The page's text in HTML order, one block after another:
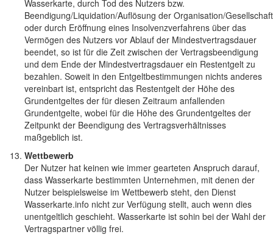
Wasserkarte, durch Tod des Nutzers bzw.
Beendigung/Liquidation/Auflösung der Organisation/Gesellschaft
oder durch Eröffnung eines Insolvenzverfahrens über das
Vermögen des Nutzers vor Ablauf der Mindestvertragsdauer
beendet, so ist für die Zeit zwischen der Vertragsbeendigung
und dem Ende der Mindestvertragsdauer ein Restentgelt zu
bezahlen. Soweit in den Entgeltbestimmungen nichts anderes
vereinbart ist, entspricht das Restentgelt der Höhe des
Grundentgeltes der für diesen Zeitraum anfallenden
Grundentgelte, wobei für die Höhe des Grundentgeltes der
Zeitpunkt der Beendigung des Vertragsverhältnisses
maßgeblich ist.
Wettbewerb
Der Nutzer hat keinen wie immer gearteten Anspruch darauf,
dass Wasserkarte bestimmten Unternehmen, mit denen der
Nutzer beispielsweise im Wettbewerb steht, den Dienst
Wasserkarte.info nicht zur Verfügung stellt, auch wenn dies
unentgeltlich geschieht. Wasserkarte ist sohin bei der Wahl der
Vertragspartner völlig frei.